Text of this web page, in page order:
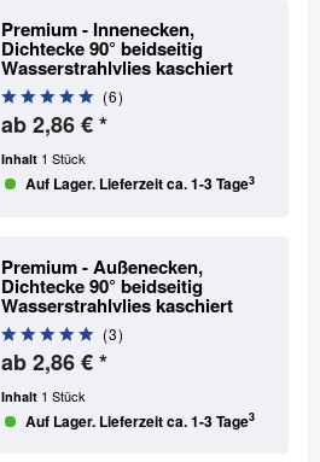
Premium - Innenecken,
Dichtecke 90° beidseitig
Wasserstrahlvlies kaschiert
(6)
ab 2,86 € *
Inhalt 1 Stück
Auf Lager. Lieferzeit ca. 1-3 Tage3
Premium - Außenecken,
Dichtecke 90° beidseitig
Wasserstrahlvlies kaschiert
(3)
ab 2,86 € *
Inhalt 1 Stück
Auf Lager. Lieferzeit ca. 1-3 Tage3